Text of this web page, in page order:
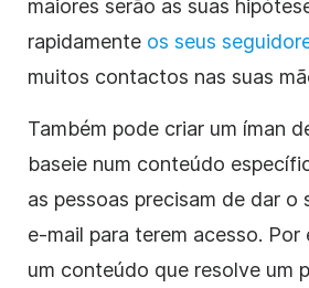
maiores serão as suas
rapidamente os seus
muitos contactos nas suas
Também pode criar um íman
baseie num conteúdo
as pessoas precisam de dar o
e-mail para terem acesso. Por
um conteúdo que resolve um